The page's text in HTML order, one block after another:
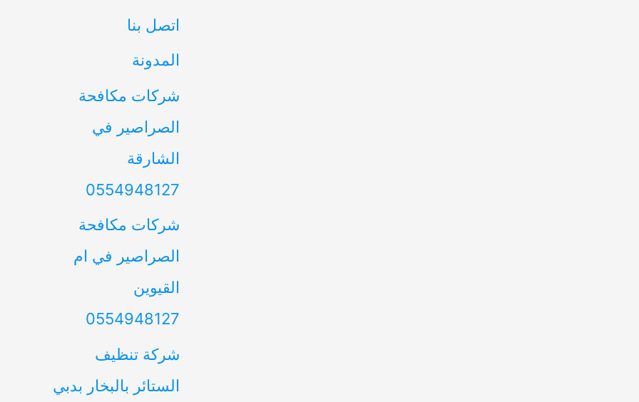
اتصل بنا
المدونة
شركات مكافحة
الصراصير في
الشارقة
0554948127
شركات مكافحة
الصراصير في ام
القيوين
0554948127
شركة تنظيف
الستائر بالبخار بدبي